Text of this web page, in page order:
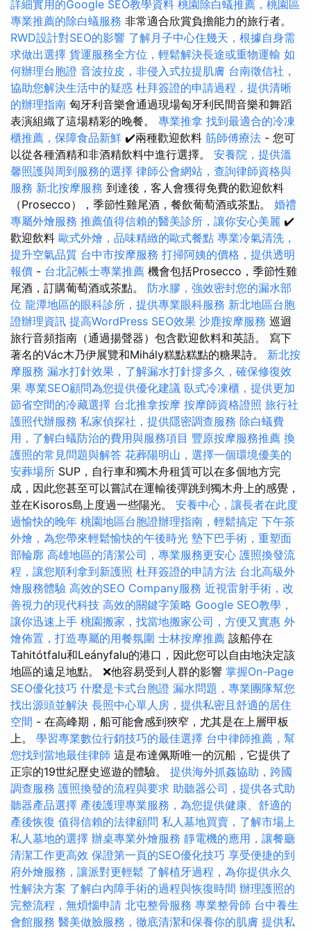
詳細實用的Google SEO教學資料 桃園除白蟻推薦，桃園區
專業推薦的除白蟻服務 非常適合欣賞負擔能力的旅行者。
RWD設計對SEO的影響 了解月子中心住幾天，根據自身需
求做出選擇 貨運服務全方位，輕鬆解決長途或重物運輸 如
何辦理台胞證 音波拉皮，非侵入式拉提肌膚 台南徵信社，
協助您解決生活中的疑惑 杜拜簽證的申請過程，提供清晰
的辦理指南 匈牙利音樂會通過現場匈牙利民間音樂和舞蹈
表演組織了這場精彩的晚餐。 專業推拿 找到最適合的冷凍
櫃推薦，保障食品新鮮 ✔️兩種歡迎飲料 筋師傅療法 - 您可
以從各種酒精和非酒精飲料中進行選擇。 安養院，提供溫
馨照護與周到服務的選擇 律師公會網站，查詢律師資格與
服務 新北按摩服務 到達後，客人會獲得免費的歡迎飲料
（Prosecco），季節性雞尾酒，餐飲葡萄酒或茶點。 婚禮
專屬外燴服務 推薦值得信賴的醫美診所，讓你安心美麗 ✔️
歡迎飲料 歐式外燴，品味精緻的歐式餐點 專業冷氣清洗，
提升空氣品質 台中市按摩服務 打掃阿姨的價格，提供透明
報價 - 台北記帳士專業推薦 機會包括Prosecco，季節性雞
尾酒，訂購葡萄酒或茶點。 防水膠，強效密封您的漏水部
位 龍潭地區的眼科診所，提供專業眼科服務 新北地區台胞
證辦理資訊 提高WordPress SEO效果 沙鹿按摩服務 巡迴
旅行音頻指南（通過揚聲器）包含歡迎飲料和英語。 寫下
著名的Vác木乃伊展覽和Mihály糕點糕點的糖果詩。 新北按
摩服務 漏水打針效果，了解漏水打針撐多久，確保修復效
果 專業SEO顧問為您提供優化建議 臥式冷凍櫃，提供更加
節省空間的冷藏選擇 台北推拿按摩 按摩師資格證照 旅行社
護照代辦服務 私家偵探社，提供隱密調查服務 除白蟻費
用，了解白蟻防治的費用與服務項目 豐原按摩服務推薦 換
護照的常見問題與解答 花葬陽明山，選擇一個環境優美的
安葬場所 SUP，自行車和獨木舟租賃可以在多個地方完
成，因此您甚至可以嘗試在運輸後彈跳到獨木舟上的感覺，
並在Kisoros島上度過一些陽光。 安養中心，讓長者在此度
過愉快的晚年 桃園地區台胞證辦理指南，輕鬆搞定 下午茶
外燴，為您帶來輕鬆愉快的午後時光 墊下巴手術，重塑面
部輪廓 高雄地區的清潔公司，專業服務更安心 護照換發流
程，讓您順利拿到新護照 杜拜簽證的申請方法 台北高級外
燴服務體驗 高效的SEO Company服務 近視雷射手術，改
善視力的現代科技 高效的關鍵字策略 Google SEO教學，
讓你迅速上手 桃園搬家，找當地搬家公司，方便又實惠 外
燴佈置，打造專屬的用餐氛圍 士林按摩推薦 該船停在
Tahitótfalu和Leányfalu的港口，因此您可以自由地決定該
地區的遠足地點。 ❌他容易受到人群的影響 掌握On-Page
SEO優化技巧 什麼是卡式台胞證 漏水問題，專業團隊幫您
找出源頭並解決 長照中心單人房，提供私密且舒適的居住
空間 - 在高峰期，船可能會感到狹窄，尤其是在上層甲板
上。 學習專業數位行銷技巧的最佳選擇 台中律師推薦，幫
您找到當地最佳律師 這是布達佩斯唯一的沉船，它提供了
正宗的19世紀歷史巡遊的體驗。 提供海外抓姦協助，跨國
調查服務 護照換發的流程與要求 助聽器公司，提供各式助
聽器產品選擇 產後護理專業服務，為您提供健康、舒適的
產後恢復 值得信賴的法律顧問 私人墓地買賣，了解市場上
私人墓地的選擇 辦桌專業外燴服務 靜電機的應用，讓餐廳
清潔工作更高效 保證第一頁的SEO優化技巧 享受便捷的到
府外燴服務，讓派對更輕鬆 了解植牙過程，為你提供永久
性解決方案 了解白內障手術的過程與恢復時間 辦理護照的
完整流程，無煩惱申請 北屯整骨服務 專業整骨師 台中養生
會館服務 醫美做臉服務，徹底清潔和保養你的肌膚 提供私